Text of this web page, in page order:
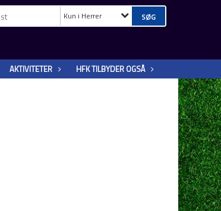
Kun i Herrer
AKTIVITETER HFK TILBYDER OGSÅ